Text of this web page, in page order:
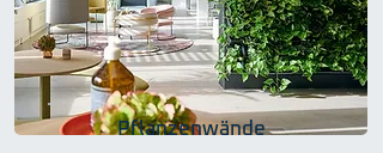
Pflanzenwände